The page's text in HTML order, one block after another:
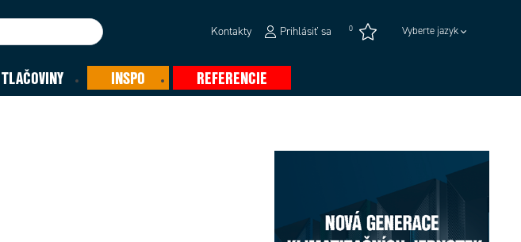
Kontakty Prihlásiť sa 0 Vyberte jazyk
TLAČOVINY INSPO REFERENCIE